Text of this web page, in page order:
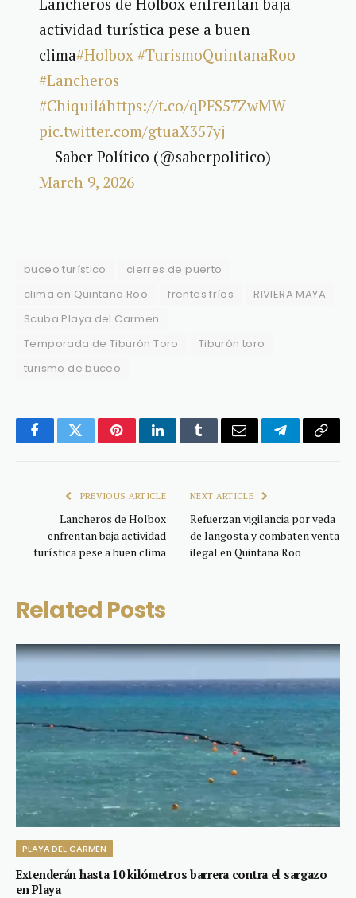
actividad turística pese a buen
clima#Holbox #TurismoQuintanaRoo
#Lancheros
#Chiquiláhttps://t.co/qPFS57ZwMW
pic.twitter.com/gtuaX357yj
— Saber Político (@saberpolitico)
March 9, 2026
buceo turístico
cierres de puerto
clima en Quintana Roo
frentes fríos
RIVIERA MAYA
Scuba Playa del Carmen
Temporada de Tiburón Toro
Tiburón toro
turismo de buceo
FacebookTwitterPinterestLinkedInTumblrEmail TelegramCopy
PREVIOUS ARTICLE
Lancheros de Holbox
enfrentan baja actividad
turística pese a buen clima
NEXT ARTICLE
Refuerzan vigilancia por veda
de langosta y combaten venta
ilegal en Quintana Roo
Related Posts
PLAYA DEL CARMEN
Extenderán hasta 10 kilómetros barrera contra el sargazo
en Playa